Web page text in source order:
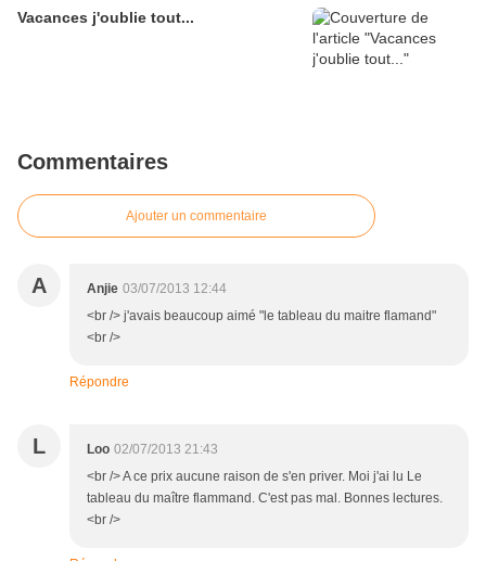
Vacances j'oublie tout...
Commentaires
Ajouter un commentaire
A Anjie 03/07/2013 12:44
<br /> j'avais beaucoup aimé "le tableau du maitre flamand"
<br />
Répondre
L Loo 02/07/2013 21:43
<br /> A ce prix aucune raison de s'en priver. Moi j'ai lu Le
tableau du maître flammand. C'est pas mal. Bonnes lectures.
<br />